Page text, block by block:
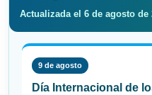
Actualizada el 6 de agosto de
9 de agosto
Día Internacional de